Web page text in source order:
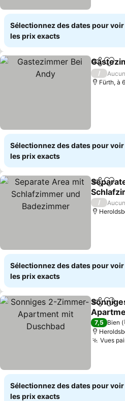
Sélectionnez des dates pour voir
les prix exacts
Partager
/
Fürth, à
Sélectionnez des dates pour voir
les prix exacts
Partager
/
Sélectionnez des dates pour voir
les prix exacts
Partager
7,5 Bien
Vues
Sélectionnez des dates pour voir
les prix exacts